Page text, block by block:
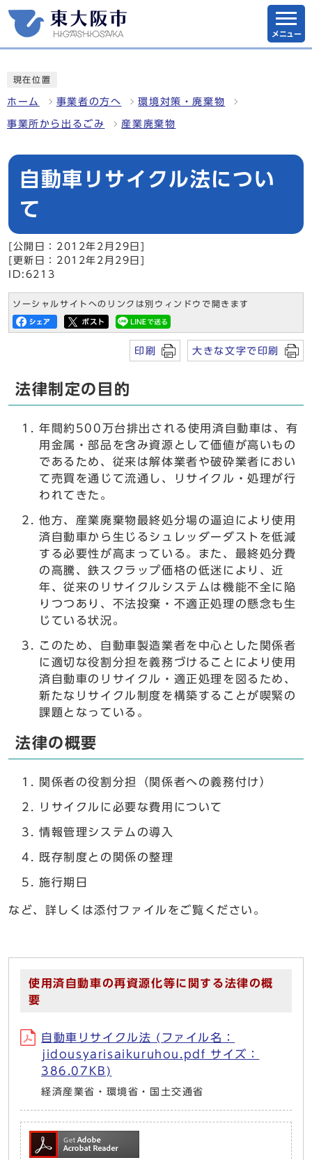
メニュー
現在位置
ホーム 事業者の方へ 環境対策・廃棄物
事業所から出るごみ 産業廃棄物
自動車リサイクル法につい
て
[公開日：2012年2月29日]
[更新日：2012年2月29日]
ID:6213
ソーシャルサイトへのリンクは別ウィンドウで開きます
印刷 大きな文字で印刷
法律制定の目的
年間約500万台排出される使用済自動車は、有
用金属・部品を含み資源として価値が高いもの
であるため、従来は解体業者や破砕業者におい
て売買を通じて流通し、リサイクル・処理が行
われてきた。
他方、産業廃棄物最終処分場の逼迫により使用
済自動車から生じるシュレッダーダストを低減
する必要性が高まっている。また、最終処分費
の高騰、鉄スクラップ価格の低迷により、近
年、従来のリサイクルシステムは機能不全に陥
りつつあり、不法投棄・不適正処理の懸念も生
じている状況。
このため、自動車製造業者を中心とした関係者
に適切な役割分担を義務づけることにより使用
済自動車のリサイクル・適正処理を図るため、
新たなリサイクル制度を構築することが喫緊の
課題となっている。
法律の概要
関係者の役割分担（関係者への義務付け）
リサイクルに必要な費用について
情報管理システムの導入
既存制度との関係の整理
施行期日
など、詳しくは添付ファイルをご覧ください。
使用済自動車の再資源化等に関する法律の概
要
自動車リサイクル法 (ファイル名：
jidousyarisaikuruhou.pdf サイズ：
386.07KB)
経済産業省・環境省・国土交通省